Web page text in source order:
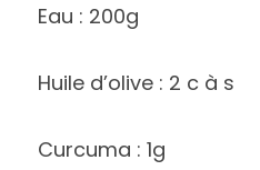
Eau : 200g
Huile d’olive : 2 c à s
Curcuma : 1g